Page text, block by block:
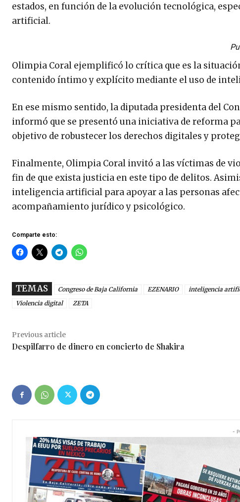
estados, en función de la evolución tecnológica,
artificial.
Olimpia Coral ejemplificó lo crítica que es la
contenido íntimo y explícito mediante el uso de
En ese mismo sentido, la diputada presidenta del
informó que se presentó una iniciativa de reforma
objetivo de robustecer los derechos digitales y
Finalmente, Olimpia Coral invitó a las víctimas de
fin de que exista justicia en este tipo de delitos.
inteligencia artificial para apoyar a las personas
acompañamiento jurídico y psicológico.
Comparte esto:
TEMAS Congreso de Baja California EZENARIO inteligencia
Violencia digital
ZETA
Previous article
Despilfarro de dinero en concierto de Shakira
-